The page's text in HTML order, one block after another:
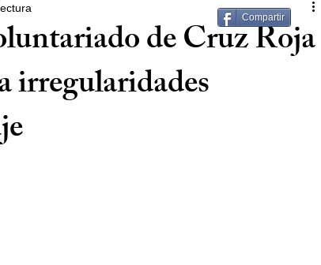
de Cruz Roja
irregularidades
Compartir